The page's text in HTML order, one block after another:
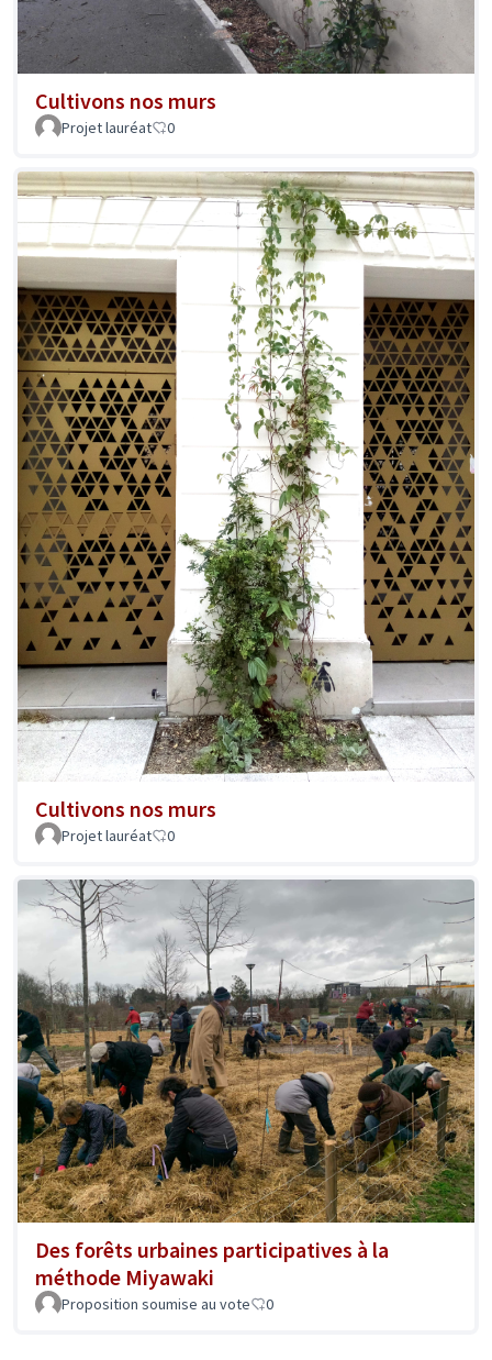
Cultivons nos murs
Projet lauréat 0
Cultivons nos murs
Projet lauréat 0
Des forêts urbaines participatives à la
méthode Miyawaki
Proposition soumise au vote 0